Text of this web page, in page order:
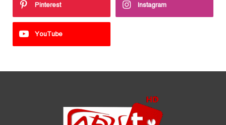
Pinterest Instagram
YouTube